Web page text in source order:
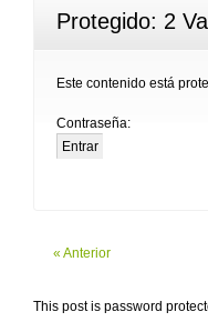
Protegido: 2
Este contenido está
Contraseña:
« Anterior
This post is password